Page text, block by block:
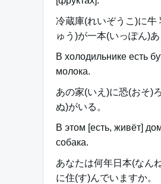
冷蔵庫(れいぞうこ)に牛
ゅう)が一本(いっぽん)あ
В холодильнике есть
молока.
あの家(いえ)に恐(おそ)
ぬ)がいる。
В этом [есть, живёт]
собака.
あなたは何年日本(なん
に住(す)んでいますか。